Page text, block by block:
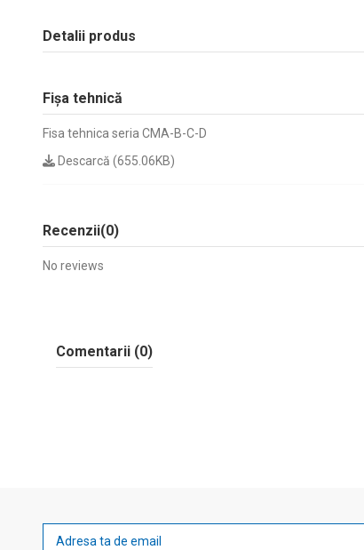
Detalii produs
Fișa tehnică
Fisa tehnica seria CMA-B-C-D
Descarcă (655.06KB)
Recenzii(0)
No reviews
Comentarii (0)